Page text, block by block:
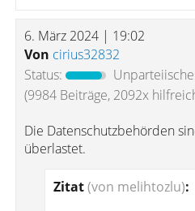
6. März 2024 | 19:02
Von cirius32832
Status:
(9984 Beiträge, 2092x
Die Datenschutzbehörden
überlastet.
Zitat(von melihtozlu):